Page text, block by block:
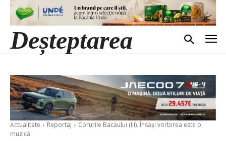
Deșteptarea
Actualitate Reportaj
Corurile Bacăului (III). Însăși vorbirea este o
muzică